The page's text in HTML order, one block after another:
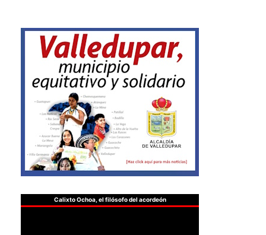
Calixto Ochoa, el filósofo del acordeón